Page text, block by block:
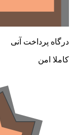
پرداخت آنی
امن